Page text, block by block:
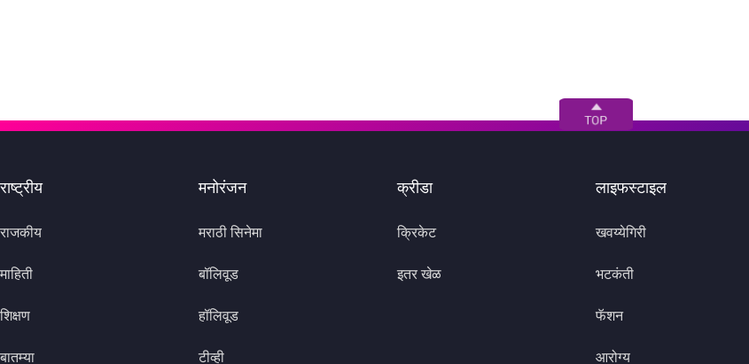
राष्ट्रीय
राजकीय
माहिती
शिक्षण
बातम्या
मनोरंजन
मराठी सिनेमा
बॉलिवूड
हॉलिवूड
टीव्ही
क्रीडा
क्रिकेट
इतर खेळ
लाइफस्टाइल
खवय्येगिरी
भटकंती
फॅशन
आरोग्य